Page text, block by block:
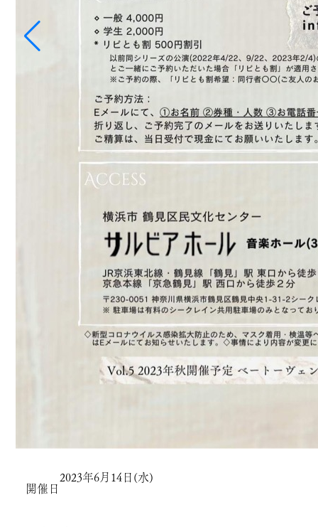
開催日
2023年6月14日(水)